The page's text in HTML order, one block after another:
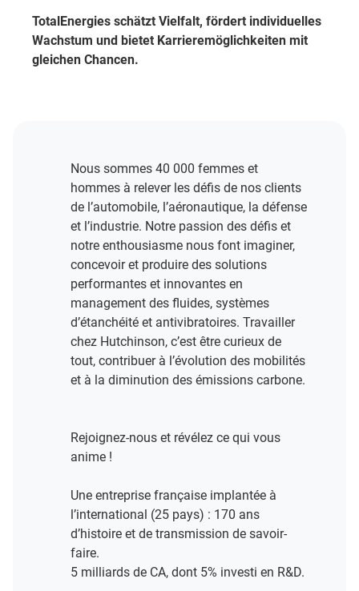
TotalEnergies schätzt Vielfalt, fördert individuelles
Wachstum und bietet Karrieremöglichkeiten mit
gleichen Chancen.
Nous sommes 40 000 femmes et
hommes à relever les défis de nos clients
de l’automobile, l’aéronautique, la défense
et l’industrie. Notre passion des défis et
notre enthousiasme nous font imaginer,
concevoir et produire des solutions
performantes et innovantes en
management des fluides, systèmes
d’étanchéité et antivibratoires. Travailler
chez Hutchinson, c’est être curieux de
tout, contribuer à l’évolution des mobilités
et à la diminution des émissions carbone.
Rejoignez-nous et révélez ce qui vous
anime !​
Une entreprise française implantée à
l’international (25 pays) : 170 ans
d’histoire et de transmission de savoir-
faire.​
5 milliards de CA, dont 5% investi en R&D​.